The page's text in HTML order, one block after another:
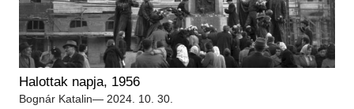
Halottak napja, 1956
Bognár Katalin— 2024. 10. 30.